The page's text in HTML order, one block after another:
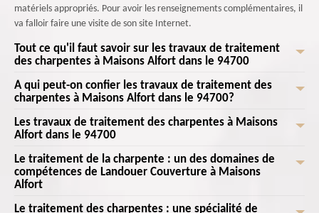
matériels appropriés. Pour avoir les renseignements complémentaires, il
va falloir faire une visite de son site Internet.
Tout ce qu'il faut savoir sur les travaux de traitement
des charpentes à Maisons Alfort dans le 94700
Les opérations de traitement pour les charpentes sont indispensables
pour des raisons de protection de la valeur de la propriété. En fait, quand
une charpente est bien entretenue grâce à un traitement régulier, il y a
le maintien de la valeur de la propriété en évitant des dommages
traitements sont effectués par des professionnels. Landouer Couverture
qualifié pour ces missions et il dresse un devis totalement gratuit et sans
À qui peut-on confier les travaux de traitement des
charpentes à Maisons Alfort dans le 94700?
Les travaux de traitement s'effectuent normalement de manière
régulière. Ce sont les experts qui les effectuent. Landouer Couverture
fait une évaluation détaillée de l'état de la charpente. Cela inclut
souvent des analyses spécifiques pour la détermination de la nature et
l'étendue des dommages. Par conséquent, il peut fournir des rapports
détaillés sur l'état de la charpente. D'un autre côté, il utilise des
Les travaux de traitement des charpentes à Maisons
Alfort dans le 94700
Les charpentes sont des structures qui doivent être solides. Des travaux
de traitement sont à effectuer pour ces types d'éléments. Cela va
Il s'agit des termites, des capricornes et des vrillettes qui vont se nourrir
Le traitement de la charpente : un des domaines de
compétences de Landouer Couverture à Maisons
Alfort
Le traitement des charpentes : une spécialité de